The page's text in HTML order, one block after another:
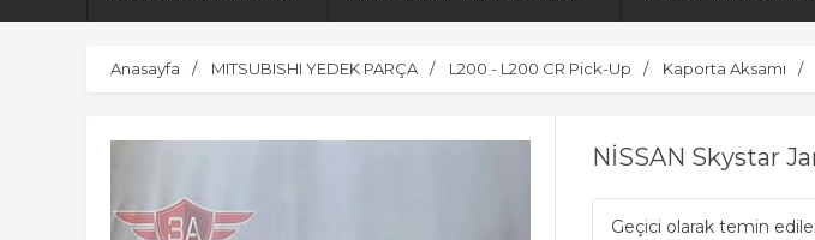
Anasayfa MITSUBISHI YEDEK PARÇA L200 - L200 CR Pick-Up Kaporta Aksamı
NİSSAN Skystar
Geçici olarak temin